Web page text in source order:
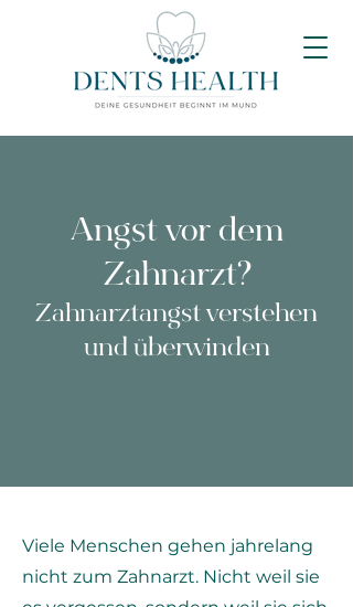
Angst vor dem
Zahnarzt?
Zahnarztangst verstehen
und überwinden
Viele Menschen gehen jahrelang
nicht zum Zahnarzt. Nicht weil sie